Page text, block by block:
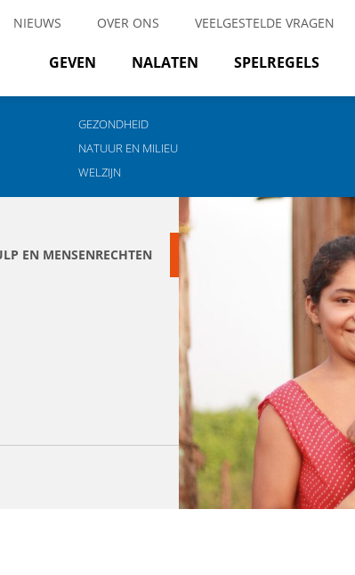
NIEUWS OVER ONS VEELGESTELDE VRAGEN
GEVEN NALATEN SPELREGELS
GEZONDHEID
NATUUR EN MILIEU
WELZIJN
EN MENSENRECHTEN